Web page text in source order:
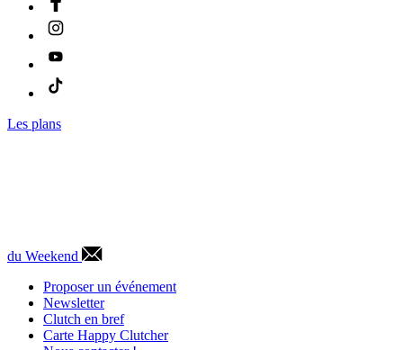
Les plans
du Weekend
Proposer un événement
Newsletter
Clutch en bref
Carte Happy Clutcher